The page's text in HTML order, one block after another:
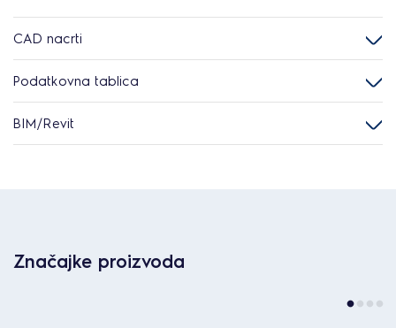
CAD nacrti
Podatkovna tablica
BIM/Revit
Značajke proizvoda